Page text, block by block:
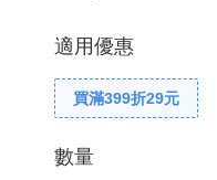
適用優惠
買滿399折29元
數量